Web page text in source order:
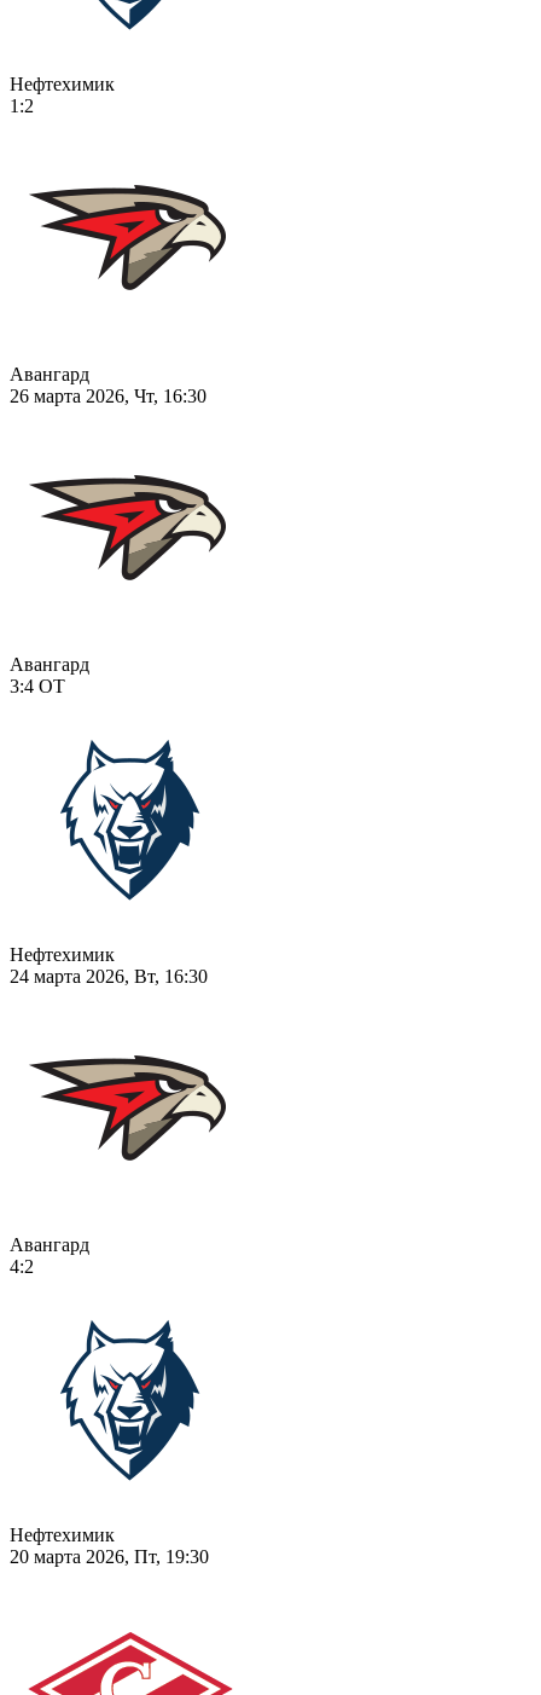
Нефтехимик
1:2
Авангард
26 марта 2026, Чт, 16:30
Авангард
3:4 ОТ
Нефтехимик
24 марта 2026, Вт, 16:30
Авангард
4:2
Нефтехимик
20 марта 2026, Пт, 19:30